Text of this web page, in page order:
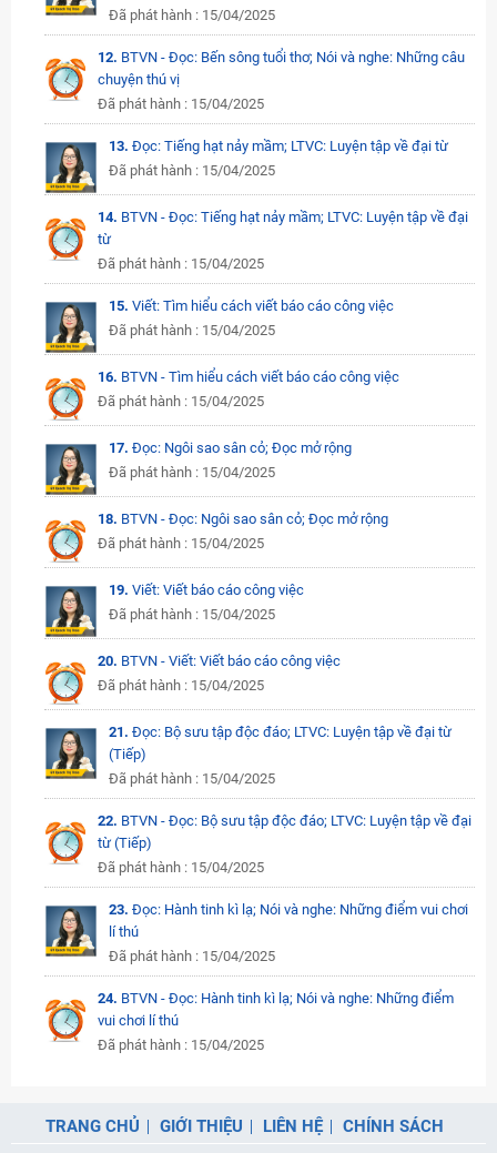
Đã phát hành : 15/04/2025
12. BTVN - Đọc: Bến sông tuổi thơ; Nói và nghe: Những câu
chuyện thú vị
Đã phát hành : 15/04/2025
13. Đọc: Tiếng hạt nảy mầm; LTVC: Luyện tập về đại từ
Đã phát hành : 15/04/2025
14. BTVN - Đọc: Tiếng hạt nảy mầm; LTVC: Luyện tập về đại
từ
Đã phát hành : 15/04/2025
15. Viết: Tìm hiểu cách viết báo cáo công việc
Đã phát hành : 15/04/2025
16. BTVN - Tìm hiểu cách viết báo cáo công việc
Đã phát hành : 15/04/2025
17. Đọc: Ngôi sao sân cỏ; Đọc mở rộng
Đã phát hành : 15/04/2025
18. BTVN - Đọc: Ngôi sao sân cỏ; Đọc mở rộng
Đã phát hành : 15/04/2025
19. Viết: Viết báo cáo công việc
Đã phát hành : 15/04/2025
20. BTVN - Viết: Viết báo cáo công việc
Đã phát hành : 15/04/2025
21. Đọc: Bộ sưu tập độc đáo; LTVC: Luyện tập về đại từ
(Tiếp)
Đã phát hành : 15/04/2025
22. BTVN - Đọc: Bộ sưu tập độc đáo; LTVC: Luyện tập về đại
từ (Tiếp)
Đã phát hành : 15/04/2025
23. Đọc: Hành tinh kì lạ; Nói và nghe: Những điểm vui chơi
lí thú
Đã phát hành : 15/04/2025
24. BTVN - Đọc: Hành tinh kì lạ; Nói và nghe: Những điểm
vui chơi lí thú
Đã phát hành : 15/04/2025
TRANG CHỦ GIỚI THIỆU LIÊN HỆ CHÍNH SÁCH